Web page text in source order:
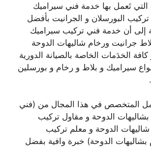
تَعمل بها خدمة فني سيراميك
البورسلان و الجرانيت بأفضل
إلى أن خدمة فني تركيب سيراميك
جرانيت ورخام شاليهات الدوحة
الخدَمات الخاصة بالصيانة الدورية
سيراميك و بلاط و رخام و بورسلين
المتخصص في هذا المجال من (فني
الدوحة و مقاول تركيب
الدوحة و معلم تركيب
الدوحة) خبرة وافية بفضل